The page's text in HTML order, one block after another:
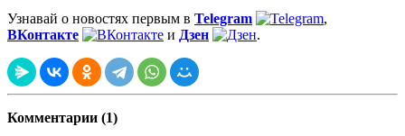
Узнавай о новостях первым в Telegram
,
ВКонтакте
и Дзен .
Комментарии (1)